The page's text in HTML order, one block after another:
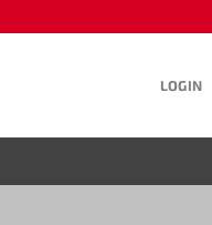
LOGIN